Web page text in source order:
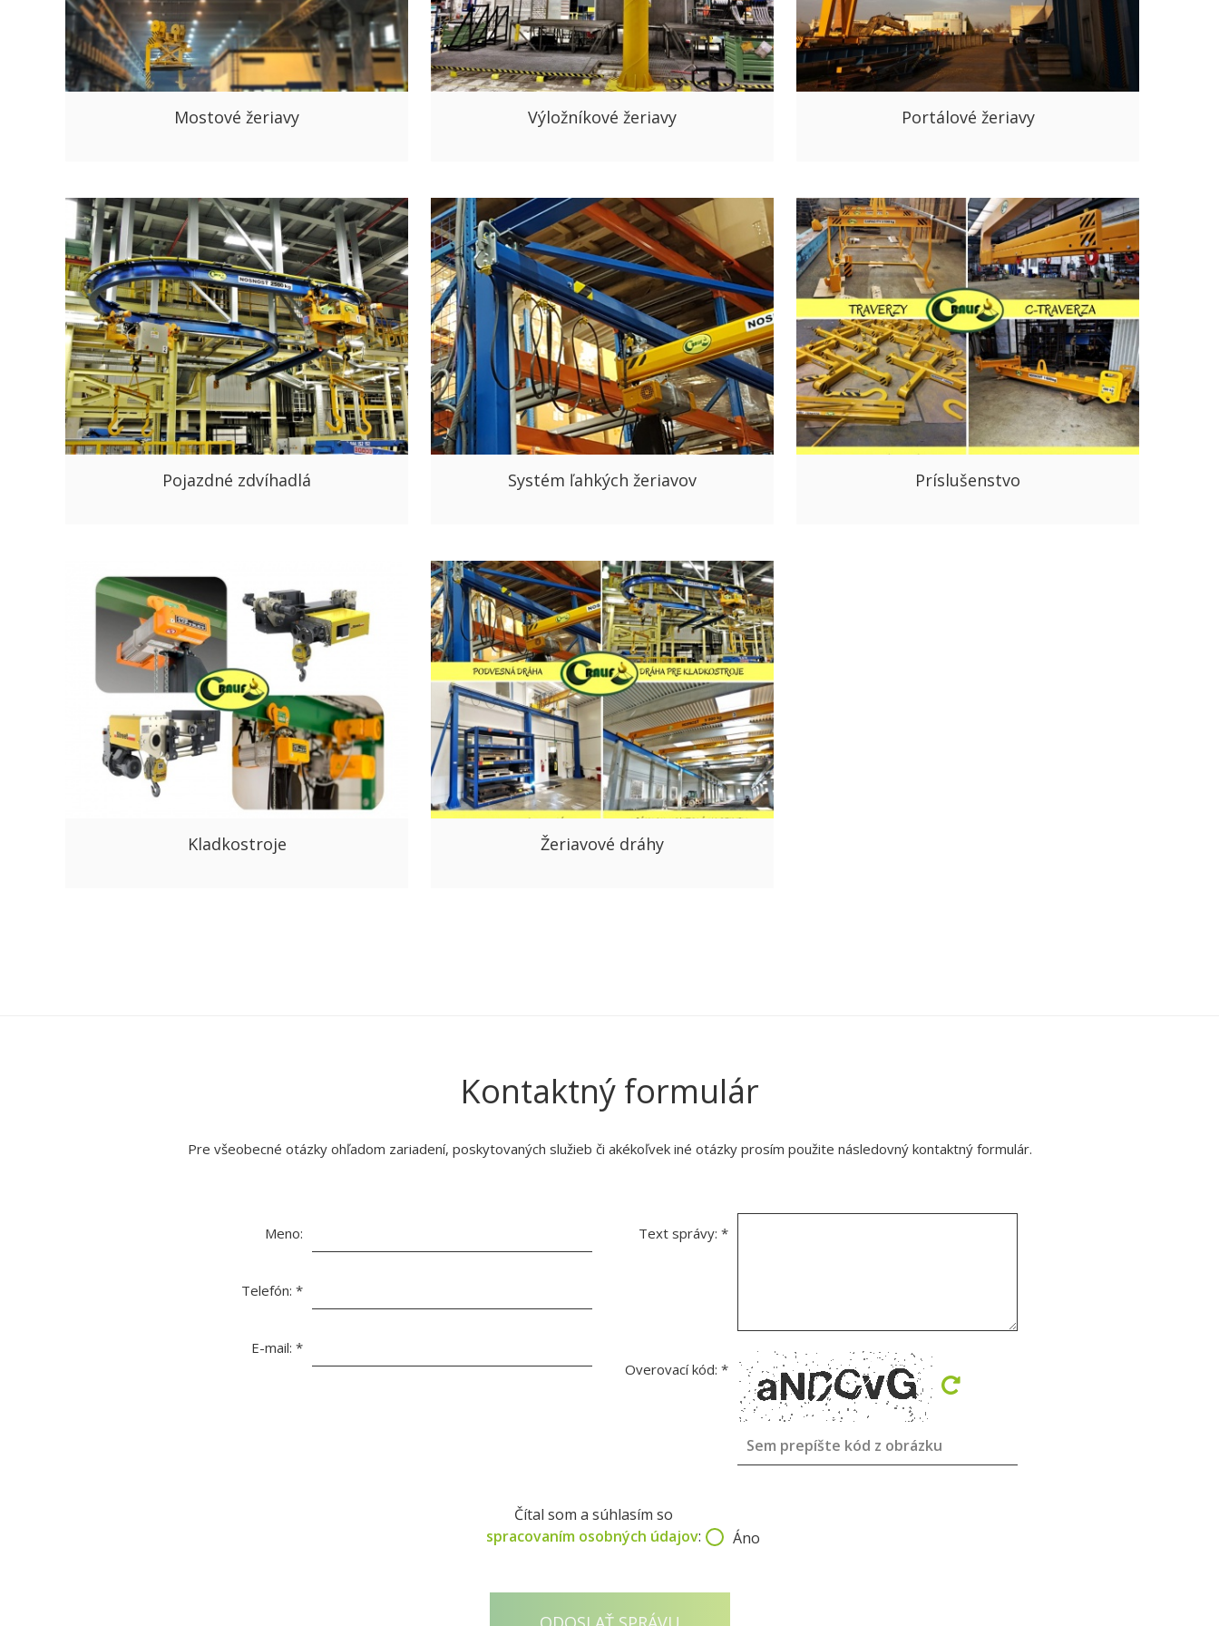
Mostové žeriavy Výložníkové žeriavy Portálové žeriavy
Pojazdné zdvíhadlá Systém ľahkých žeriavov Príslušenstvo
Kladkostroje Žeriavové dráhy
Kontaktný formulár
Pre všeobecné otázky ohľadom zariadení, poskytovaných služieb či akékoľvek iné otázky prosím použite následovný kontaktný formulár.
Meno:
Telefón: *
E-mail: *
Text správy:*
Overovací kód:*
Čítal som a súhlasím so
spracovaním osobných údajov: Áno